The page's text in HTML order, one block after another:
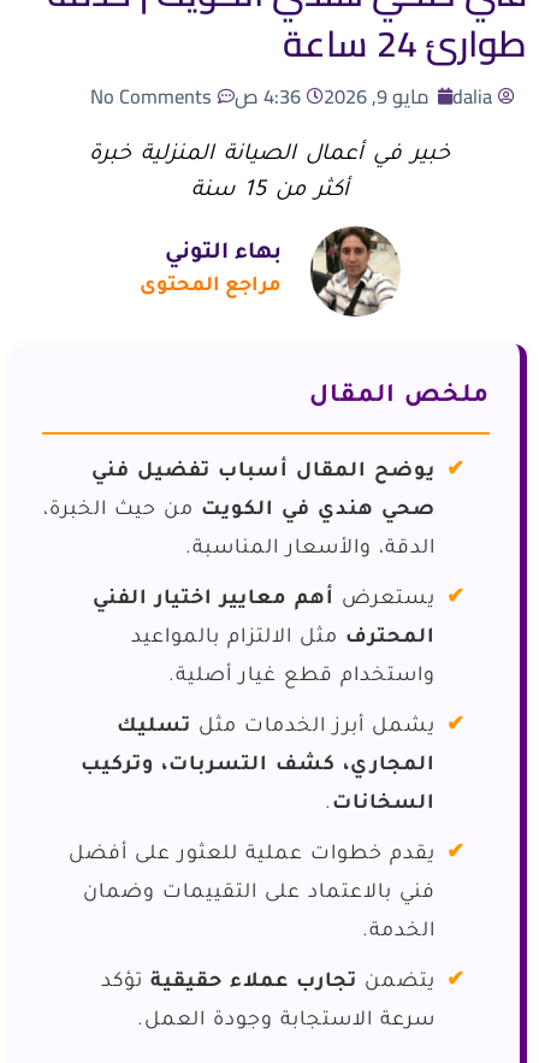
طوارئ 24 ساعة
dalia مايو 9, 2026 4:36 ص No Comments
خبير في أعمال الصيانة المنزلية خبرة
أكثر من 15 سنة
بهاء التوني
مراجع المحتوى
ملخص المقال
يوضح المقال أسباب تفضيل فني
صحي هندي في الكويت من حيث الخبرة،
الدقة، والأسعار المناسبة.
يستعرض أهم معايير اختيار الفني
المحترف مثل الالتزام بالمواعيد
واستخدام قطع غيار أصلية.
يشمل أبرز الخدمات مثل تسليك
المجاري، كشف التسربات، وتركيب
السخانات .
يقدم خطوات عملية للعثور على أفضل
فني بالاعتماد على التقييمات وضمان
الخدمة.
يتضمن تجارب عملاء حقيقية تؤكد
سرعة الاستجابة وجودة العمل.